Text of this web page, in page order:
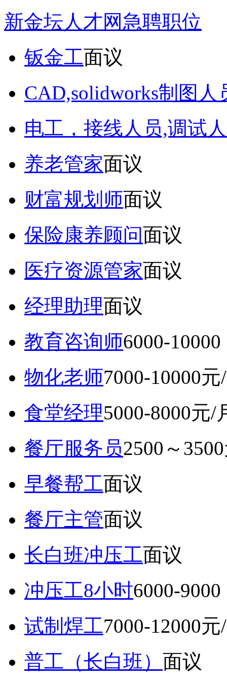
新金坛人才网急聘职位
钣金工面议
CAD,solidworks制图人
电工，接线人员,调试
养老管家面议
财富规划师面议
保险康养顾问面议
医疗资源管家面议
经理助理面议
教育咨询师6000-
物化老师7000-10000元
食堂经理5000-8000元/
餐厅服务员2500～
早餐帮工面议
餐厅主管面议
长白班冲压工面议
冲压工8小时6000-
试制焊工7000-12000元
普工（长白班） 面议